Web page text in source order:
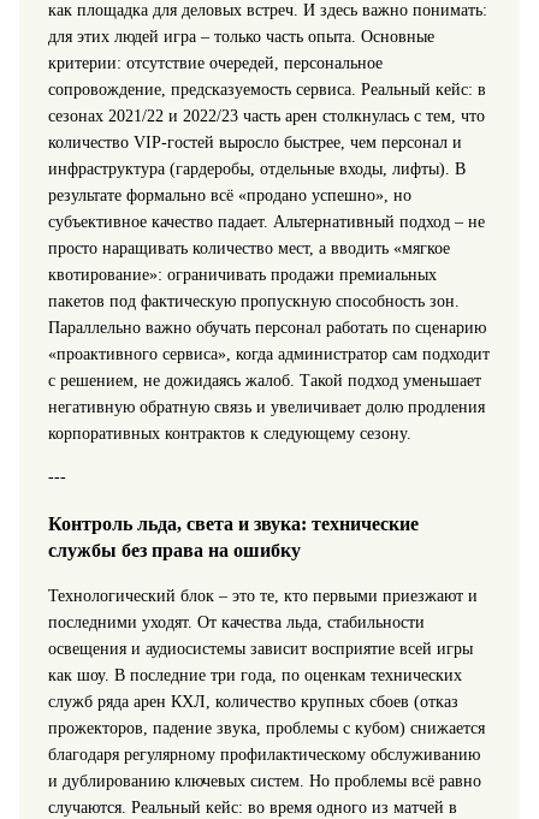
как площадка для деловых встреч. И здесь важно понимать:
для этих людей игра – только часть опыта. Основные
критерии: отсутствие очередей, персональное
сопровождение, предсказуемость сервиса. Реальный кейс: в
сезонах 2021/22 и 2022/23 часть арен столкнулась с тем, что
количество VIP-гостей выросло быстрее, чем персонал и
инфраструктура (гардеробы, отдельные входы, лифты). В
результате формально всё «продано успешно», но
субъективное качество падает. Альтернативный подход – не
просто наращивать количество мест, а вводить «мягкое
квотирование»: ограничивать продажи премиальных
пакетов под фактическую пропускную способность зон.
Параллельно важно обучать персонал работать по сценарию
«проактивного сервиса», когда администратор сам подходит
с решением, не дожидаясь жалоб. Такой подход уменьшает
негативную обратную связь и увеличивает долю продления
корпоративных контрактов к следующему сезону.
---
Контроль льда, света и звука: технические
службы без права на ошибку
Технологический блок – это те, кто первыми приезжают и
последними уходят. От качества льда, стабильности
освещения и аудиосистемы зависит восприятие всей игры
как шоу. В последние три года, по оценкам технических
служб ряда арен КХЛ, количество крупных сбоев (отказ
прожекторов, падение звука, проблемы с кубом) снижается
благодаря регулярному профилактическому обслуживанию
и дублированию ключевых систем. Но проблемы всё равно
случаются. Реальный кейс: во время одного из матчей в